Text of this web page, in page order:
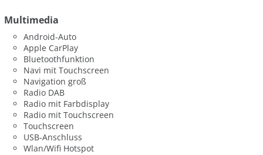
Multimedia
Android-Auto
Apple CarPlay
Bluetoothfunktion
Navi mit Touchscreen
Navigation groß
Radio DAB
Radio mit Farbdisplay
Radio mit Touchscreen
Touchscreen
USB-Anschluss
Wlan/Wifi Hotspot